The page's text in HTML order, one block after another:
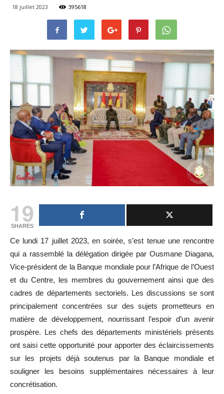
18 juillet 2023 395618
19
SHARES
Ce lundi 17 juillet 2023, en soirée, s’est tenue une rencontre
qui a rassemblé la délégation dirigée par Ousmane Diagana,
Vice-président de la Banque mondiale pour l’Afrique de l’Ouest
et du Centre, les membres du gouvernement ainsi que des
cadres de départements sectoriels. Les discussions se sont
principalement concentrées sur des sujets prometteurs en
matière de développement, nourrissant l’espoir d’un avenir
prospère. Les chefs des départements ministériels présents
ont saisi cette opportunité pour apporter des éclaircissements
sur les projets déjà soutenus par la Banque mondiale et
souligner les besoins supplémentaires nécessaires à leur
concrétisation.